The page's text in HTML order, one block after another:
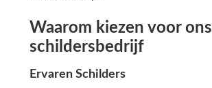
Waarom kiezen voor ons
schildersbedrijf
Ervaren Schilders